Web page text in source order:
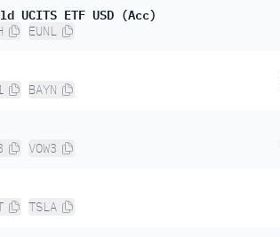
UCITS ETF USD (Acc)
EUNL
BAYN
VOW3
TSLA